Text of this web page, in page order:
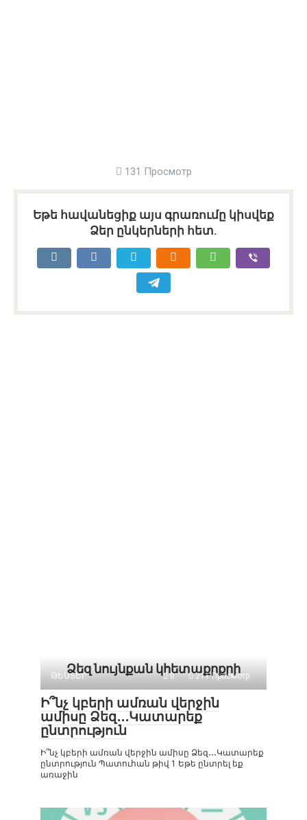
131 Просмотр
Եթե հավանեցիք այս գրառումը կիսվեք
Ձեր ընկերների հետ.
Ձեզ նույնքան կհետաքրքրի
ԹԵՍՏԵՐ 0 211 Просмотр
Ի՞նչ կբերի ամռան վերջին
ամիսը Ձեզ․․․Կատարեք
ընտրություն
Ի՞նչ կբերի ամռան վերջին ամիսը Ձեզ․․․Կատարեք
ընտրություն Պատուհան թիվ 1 Եթե ընտրել եք
առաջին